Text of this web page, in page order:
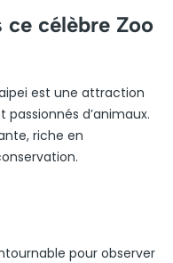
célèbre Zoo
est une attraction
d’animaux.
riche en
pour observer